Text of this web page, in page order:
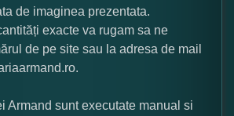
de imaginea prezentata.
exacte va rugam sa ne
de pe site sau la adresa de mail
Armand sunt executate manual si